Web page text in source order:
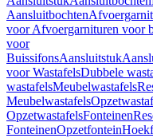
Aansluitbochten
voor Afvoergarnituren voor
voor
BuissifonsAansluitstuk
voor WastafelsDubbele
wastafelsMeubelwastafels
Meubelwastafels
OpzetwastafelsFonteinen
FonteinenOpzetfontein